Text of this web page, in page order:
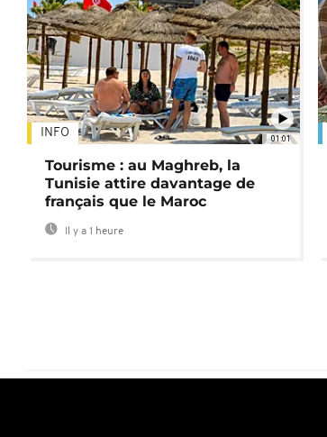
01:01
INFO
Tourisme : au Maghreb, la
Tunisie attire davantage de
français que le Maroc
Il y a 1 heure